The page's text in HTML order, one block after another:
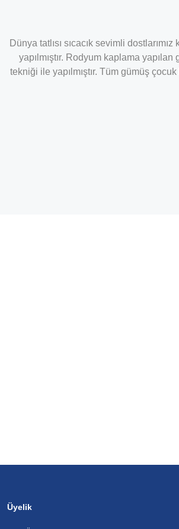
Dünya tatlısı sıcacık sevimli
yapılmıştır. Rodyum kaplama
tekniği ile yapılmıştır. Tüm gümüş
Üyelik